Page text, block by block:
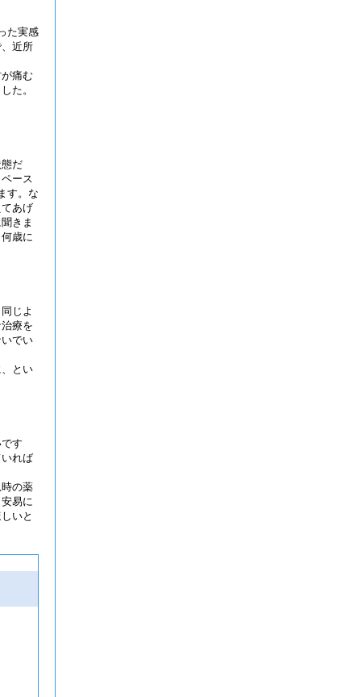
た実感
近所
痛む
た。
だ
ース
す。な
あげ
きま
歳に
じよ
療を
でい
とい
す
れば
の薬
易に
いと